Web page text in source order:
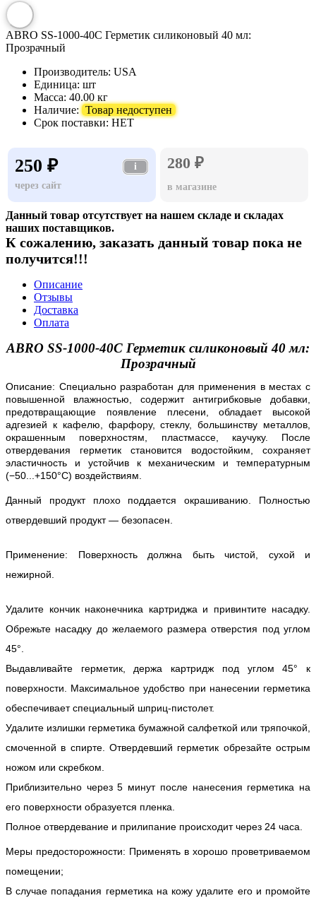
ABRO SS-1000-40С Герметик силиконовый 40 мл:
Прозрачный
Производитель: USA
Единица: шт
Масса: 40.00 кг
Наличие: Товар недоступен
Срок поставки: НЕТ
250 ₽
i
через сайт
280 ₽
в магазине
Данный товар отсутствует на нашем складе и складах
наших поставщиков.
К сожалению, заказать данный товар пока не
получится!!!
Описание
Отзывы
Доставка
Оплата
ABRO SS-1000-40С Герметик силиконовый 40 мл:
Прозрачный
Описание: Специально разработан для применения в местах с
повышенной влажностью, содержит антигрибковые добавки,
предотвращающие появление плесени, обладает высокой
адгезией к кафелю, фарфору, стеклу, большинству металлов,
окрашенным поверхностям, пластмассе, каучуку. После
отвердевания герметик становится водостойким, сохраняет
эластичность и устойчив к механическим и температурным
(−50...+150°С) воздействиям.
Данный продукт плохо поддается окрашиванию. Полностью
отвердевший продукт — безопасен.
Применение: Поверхность должна быть чистой, сухой и
нежирной.
Удалите кончик наконечника картриджа и привинтите насадку.
Обрежьте насадку до желаемого размера отверстия под углом
45°.
Выдавливайте герметик, держа картридж под углом 45° к
поверхности. Максимальное удобство при нанесении герметика
обеспечивает специальный шприц-пистолет.
Удалите излишки герметика бумажной салфеткой или тряпочкой,
смоченной в спирте. Отвердевший герметик обрезайте острым
ножом или скребком.
Приблизительно через 5 минут после нанесения герметика на
его поверхности образуется пленка.
Полное отвердевание и прилипание происходит через 24 часа.
Меры предосторожности: Применять в хорошо проветриваемом
помещении;
В случае попадания герметика на кожу удалите его и промойте